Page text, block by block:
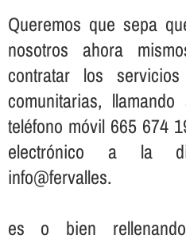
Queremos que sepa
nosotros ahora
contratar los
comunitarias,
teléfono móvil 665 674
electrónico a la
info@fervalles.
es o bien